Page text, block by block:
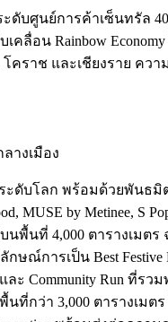
ดับศูนย์การค้าเซ็นทรัล
คลื่อน Rainbow
คราช และเชียงราย ค
ลางเมือง
กระดับโลก พร้อมด้วยพัน
by Metinee, S
นพื้นที่ 4,000 ตารางเมต
การเป็น Best Festive
ละ Community Run ที่
กว่า 3,000 ตารางเมตร